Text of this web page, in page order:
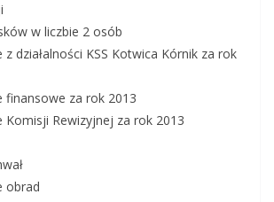
w liczbie 2 osób
z działalności KSS Kotwica Kórnik za rok
finansowe za rok 2013
Komisji Rewizyjnej za rok 2013
obrad